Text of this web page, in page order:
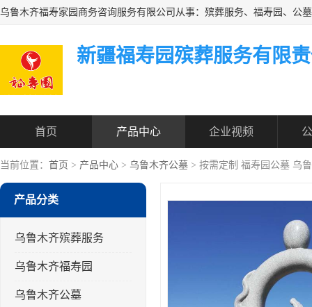
新疆福寿园殡葬服务有限
首页 产品中心 企业视频
当前位置： 首页 > 产品中心 > 乌鲁木齐公墓 > 按需定制 福寿园公墓 乌
产品分类
乌鲁木齐殡葬服务
乌鲁木齐福寿园
乌鲁木齐公墓